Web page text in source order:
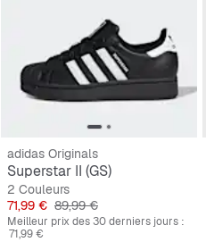
adidas Originals
Superstar II (GS)
2 Couleurs
Prix
71,99 € Prix original
89,99 €
Meilleur prix des 30 derniers jours :
71,99 €